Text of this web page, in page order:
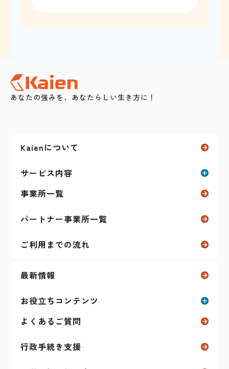
あなたの強みを、あなたらしい生き方に！
Kaienについて
サービス内容
その他のサービス
ティーンズ（放課後等デイサービス）
事業所一覧
パートナー事業所一覧
ご利用までの流れ
最新情報
お役立ちコンテンツ
よくあるご質問
行政手続き支援